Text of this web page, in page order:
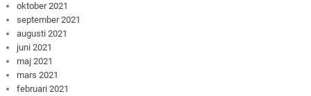
oktober 2021
september 2021
augusti 2021
juni 2021
maj 2021
mars 2021
februari 2021